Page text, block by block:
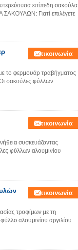
επίπεδη σακούλα
Γιατί επιλέγετε
Επικοινωνία
το φερμουάρ τραβήγματος
σακούλες φύλλων
Επικοινωνία
συσκευάζοντας
φύλλων αλουμινίου
Επικοινωνία
τροφίμων με τη
αλουμινίου αργιλίου